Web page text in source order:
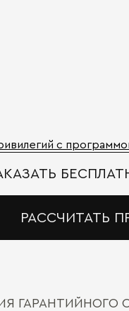
с
РАССЧИТАТЬ
ГАРАНТИЙНОГО